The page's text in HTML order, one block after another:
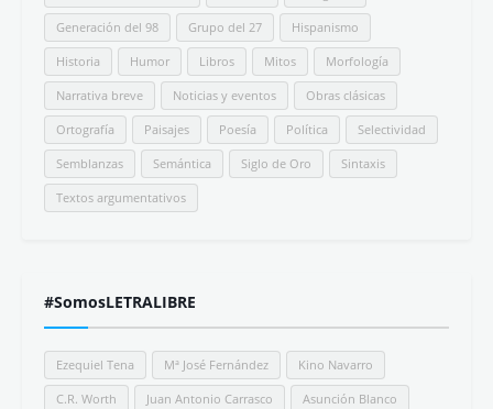
Generación del 98 Grupo del 27 Hispanismo
Historia Humor Libros Mitos Morfología
Narrativa breve Noticias y eventos Obras clásicas
Ortografía Paisajes Poesía Política Selectividad
Semblanzas Semántica Siglo de Oro Sintaxis
Textos argumentativos
#SomosLETRALIBRE
Ezequiel Tena Mª José Fernández Kino Navarro
C.R. Worth Juan Antonio Carrasco Asunción Blanco